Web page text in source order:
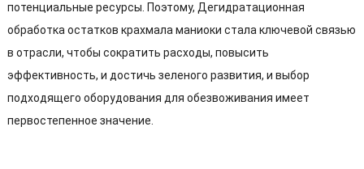
потенциальные ресурсы. Поэтому, Дегидратационная
обработка остатков крахмала маниоки стала ключевой связью
в отрасли, чтобы сократить расходы, повысить
эффективность, и достичь зеленого развития, и выбор
подходящего оборудования для обезвоживания имеет
первостепенное значение.